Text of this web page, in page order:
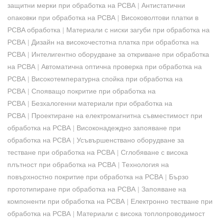
защитни мерки при обработка на PCBA | Антистатични
опаковки при обработка на PCBA | Високоволтови платки в
PCBA обработка | Материали с ниски загуби при обработка на
PCBA | Дизайн на високочестотна платка при обработка на
PCBA | Интелигентно оборудване за откриване при обработка
на PCBA | Автоматична оптична проверка при обработка на
PCBA | Високотемпературна спойка при обработка на
PCBA | Спояващо покритие при обработка на
PCBA | Безхалогенни материали при обработка на
PCBA | Проектиране на електромагнитна съвместимост при
обработка на PCBA | Високонадеждно запояване при
обработка на PCBA | Усъвършенствано оборудване за
тестване при обработка на PCBA | Сглобяване с висока
плътност при обработка на PCBA | Технология на
повърхностно покритие при обработка на PCBA | Бързо
прототипиране при обработка на PCBA | Запояване на
компоненти при обработка на PCBA | Електронно тестване при
обработка на PCBA | Материали с висока топлопроводимост